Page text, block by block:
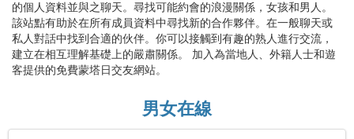
的個人資料並與之聊天。尋找可能約會的浪漫關係，女孩和男人。
該站點有助於在所有成員資料中尋找新的合作夥伴。在一般聊天或
私人對話中找到合適的伙伴。你可以接觸到有趣的熟人進行交流，
建立在相互理解基礎上的嚴肅關係。 加入為當地人、外籍人士和遊
客提供的免費蒙塔日交友網站。
男女在線